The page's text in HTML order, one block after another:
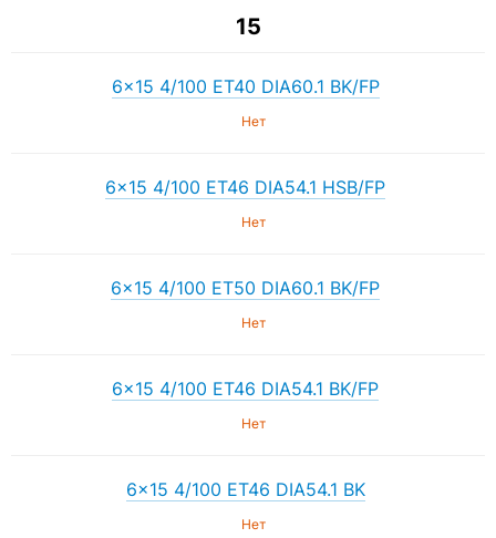
15
6×15 4/100 ET40 DIA60.1 BK/FP
Нет
6×15 4/100 ET46 DIA54.1 HSB/FP
Нет
6×15 4/100 ET50 DIA60.1 BK/FP
Нет
6×15 4/100 ET46 DIA54.1 BK/FP
Нет
6×15 4/100 ET46 DIA54.1 BK
Нет